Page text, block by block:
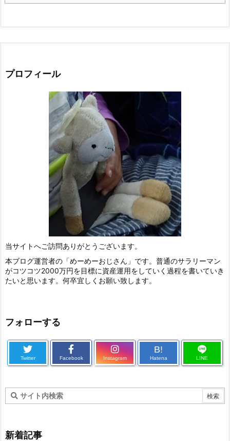
プロフィール
当サイトへご訪問ありがとうございます。
本ブログ運営者の「めーめーおじさん」です。普通のサラリーマン
がコツコツ2000万円を目標に資産運用をしていく過程を書いていき
たいと思います。何卒宜しくお願い致します。
フォローする
Twitter Facebook Instagram
B!
Hatena LINE
新着記事